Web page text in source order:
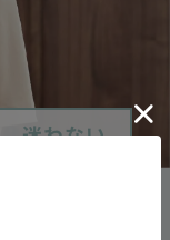
迷わない